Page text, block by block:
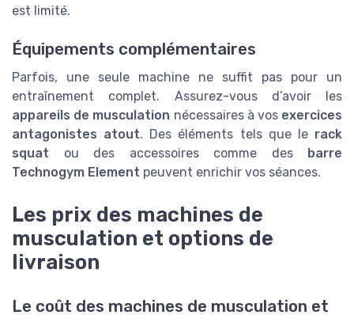
est limité.
Équipements complémentaires
Parfois, une seule machine ne suffit pas pour un
entraînement complet. Assurez-vous d’avoir les
appareils de musculation nécessaires à vos exercices
antagonistes atout. Des éléments tels que le rack
squat ou des accessoires comme des barre
Technogym Element peuvent enrichir vos séances.
Les prix des machines de
musculation et options de
livraison
Le coût des machines de musculation et